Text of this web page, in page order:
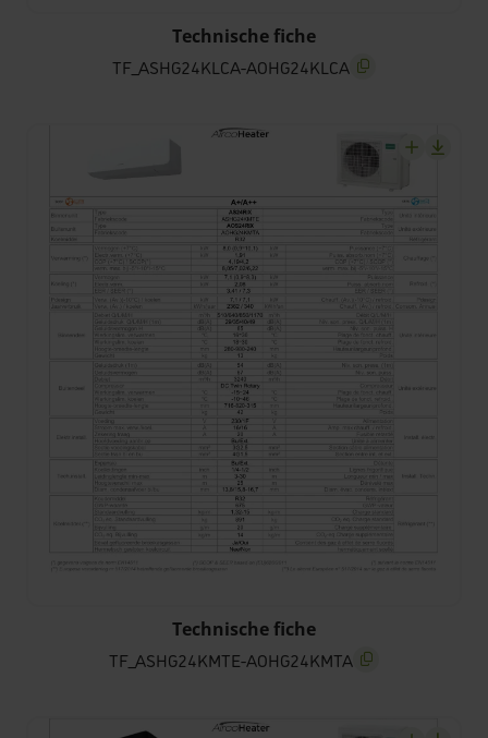
TF_ASHG24KLCA-AOHG24KLCA
TF_ASHG24KLCA-AOHG24KLCA screenreader.copy
Technische fiche
TF_ASHG24KMTE-AOHG24KMTA
TF_ASHG24KMTE-AOHG24KMTA
Technische fiche